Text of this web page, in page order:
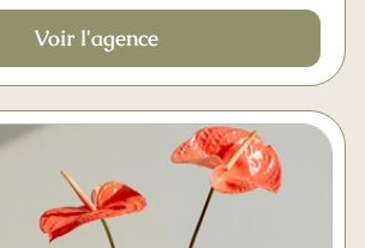
Voir l'agence